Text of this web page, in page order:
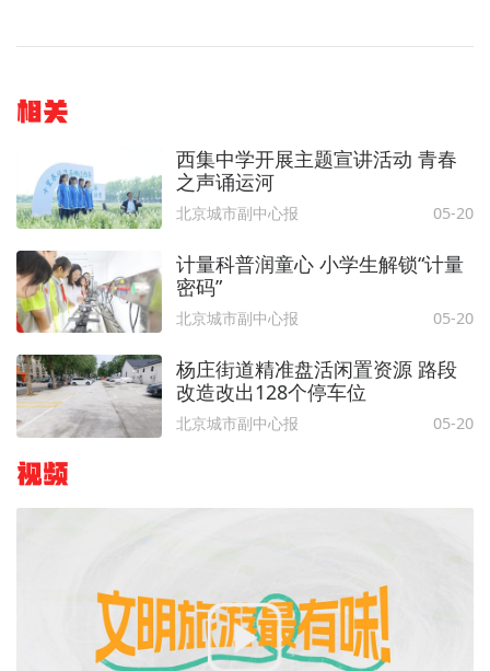
相关
西集中学开展主题宣讲活动 青春
之声诵运河
北京城市副中心报 05-20
计量科普润童心 小学生解锁“计量
密码”
北京城市副中心报 05-20
杨庄街道精准盘活闲置资源 路段
改造改出128个停车位
北京城市副中心报 05-20
视频